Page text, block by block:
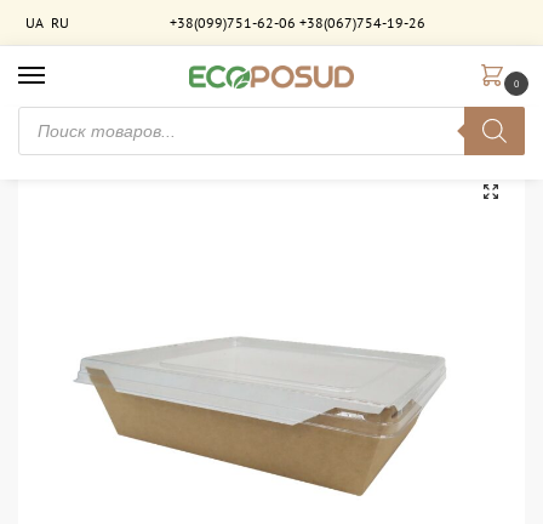
UA RU +38(099)751-62-06 +38(067)754-19-26
0
Главная / Упаковка для фастфуда Контейнер для еды с прозрачной крышкой 700 мл крафт-белый ламинированный. 200 шт/ящ